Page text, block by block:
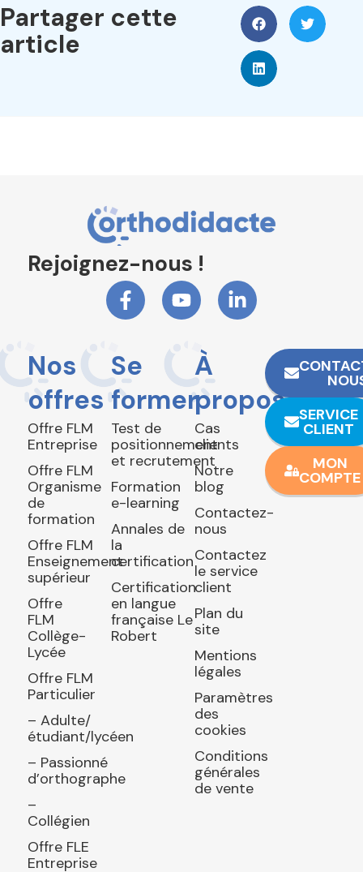
Partager cette
article
Rejoignez-nous !
Nos
offres
Offre FLM
Entreprise
Offre FLM
Organisme
de
formation
Offre FLM
Enseignement
supérieur
Offre
FLM
Collège-
Lycée
Offre FLM
Particulier
– Adulte/
étudiant/lycéen
– Passionné
d’orthographe
–
Collégien
Offre FLE
Entreprise
Se
former
Test de
positionnement
et recrutement
Formation
e-learning
Annales de
la
certification
Certification
en langue
française Le
Robert
À
propos
Cas
clients
Notre
blog
Contactez-
nous
Contactez
le service
client
Plan du
site
Mentions
légales
Paramètres
des
cookies
Conditions
générales
de vente
SERVICE
CLIENT
MON
COMPTE